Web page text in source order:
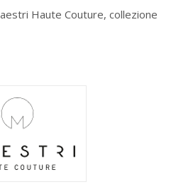
Haute Couture, collezione